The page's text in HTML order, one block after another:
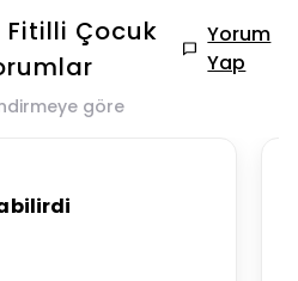
Fitilli Çocuk
Yorum
Yap
göre